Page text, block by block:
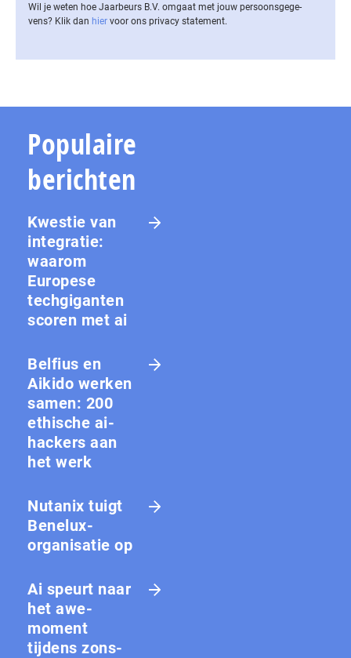
Wil je weten hoe Jaarbeurs B.V. omgaat met jouw per­soons­ge­ge­
vens? Klik dan hier voor ons privacy statement.
Populaire
berichten
Kwestie van
integratie:
waarom
Europese
techgiganten
scoren met ai
Belfius en
Aikido werken
samen: 200
ethische ai-
hackers aan
het werk
Nutanix tuigt
Benelux-
organisatie op
Ai speurt naar
het awe-
moment
tijdens zons­